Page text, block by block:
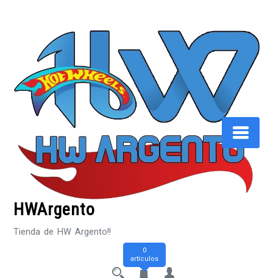
HWArgento
Tienda de HW Argento!!
0
artículos